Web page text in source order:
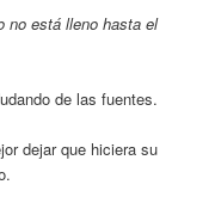
no está lleno hasta el
de las fuentes.
dejar que hiciera su